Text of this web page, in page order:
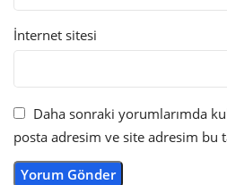
İnternet sitesi
Daha sonraki yorumlarımda
posta adresim ve site adresim bu